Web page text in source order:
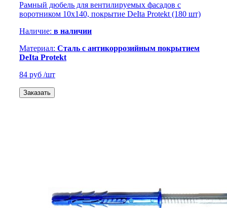
Рамный дюбель для вентилируемых фасадов с
воротником 10х140, покрытие DeIta Protekt (180 шт)
Наличие: в наличии
Материал: Сталь с антикоррозийным покрытием
DeIta Protekt
84 руб /шт
Заказать